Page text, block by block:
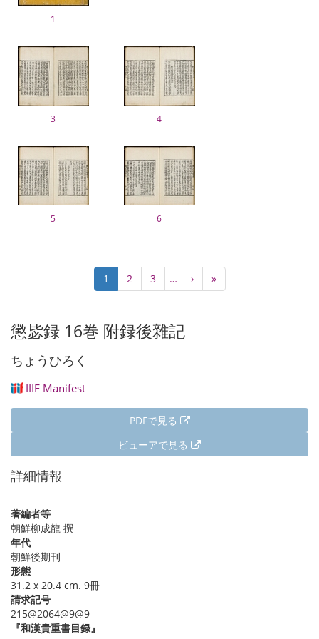
1
3 4
5 6
り
カ
レ
ト
ペ
1 Page
2 Page
3 …
次
ペ
›
最
終
»
懲毖録 16巻 附録後雜記
ちょうひろく
IIIF Manifest
PDFで見る
ビューアで見る
詳細情報
著編者等
朝鮮柳成龍 撰
年代
朝鮮後期刊
形態
31.2 x 20.4 cm. 9冊
請求記号
215@2064@9@9
『和漢貴重書目録』